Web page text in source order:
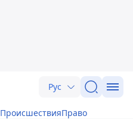
Рус
ПроисшествияПраво